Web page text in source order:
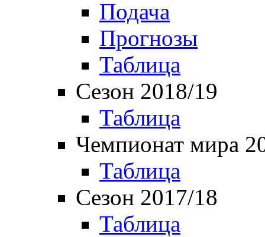
Подача
Прогнозы
Таблица
Сезон 2018/19
Таблица
Чемпионат мира
Таблица
Сезон 2017/18
Таблица